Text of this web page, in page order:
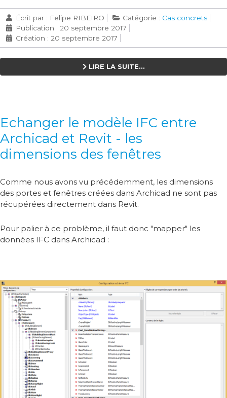
Écrit par : Felipe RIBEIRO Catégorie : Cas concrets
Publication : 20 septembre 2017
Création : 20 septembre 2017
LIRE LA SUITE...
Echanger le modèle IFC entre
Archicad et Revit - les
dimensions des fenêtres
Comme nous avons vu précédemment, les dimensions
des portes et fenêtres créées dans Archicad ne sont pas
récupérées directement dans Revit.
Pour palier à ce problème, il faut donc "mapper" les
données IFC dans Archicad :